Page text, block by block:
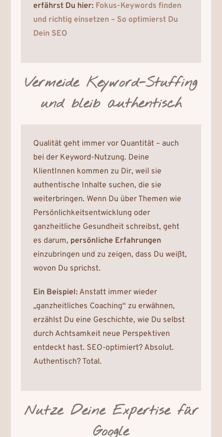
erfährst Du hier: Fokus-Keywords finden
und richtig einsetzen – So optimierst Du
Dein SEO
Vermeide Keyword-Stuffing
und bleib authentisch
Qualität geht immer vor Quantität – auch
bei der Keyword-Nutzung. Deine
KlientInnen kommen zu Dir, weil sie
authentische Inhalte suchen, die sie
weiterbringen. Wenn Du über Themen wie
Persönlichkeitsentwicklung oder
ganzheitliche Gesundheit schreibst, geht
es darum, persönliche Erfahrungen
einzubringen und zu zeigen, dass Du weißt,
wovon Du sprichst.
Ein Beispiel: Anstatt immer wieder
„ganzheitliches Coaching“ zu erwähnen,
erzählst Du eine Geschichte, wie Du selbst
durch Achtsamkeit neue Perspektiven
entdeckt hast. SEO-optimiert? Absolut.
Authentisch? Total.
Nutze Deine Expertise für
Google